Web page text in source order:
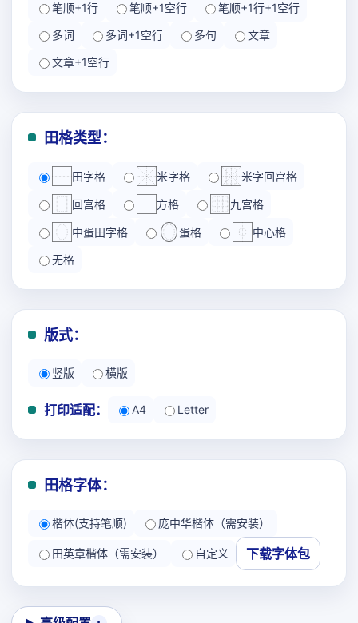
笔顺+1行
笔顺+1空行
笔顺+1行+1空行
多词
多词+1空行 多句
文章
文章+1空行
田格类型：
田字格 米字格 米字回宫格
回宫格 方格 九宫格
中蛋田字格 蛋格 中心格
无格
版式：
竖版 横版
打印适配： A4 Letter
田格字体：
楷体(支持笔顺) 庞中华楷体（需安装）
田英章楷体（需安装） 自定义 下载字体包